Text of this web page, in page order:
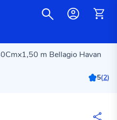
m Bellagio Havan
5(2)